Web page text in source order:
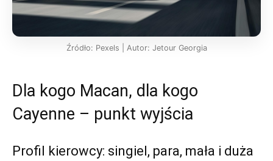
Źródło: Pexels | Autor: Jetour Georgia
Dla kogo Macan, dla kogo
Cayenne – punkt wyjścia
Profil kierowcy: singiel, para, mała i duża